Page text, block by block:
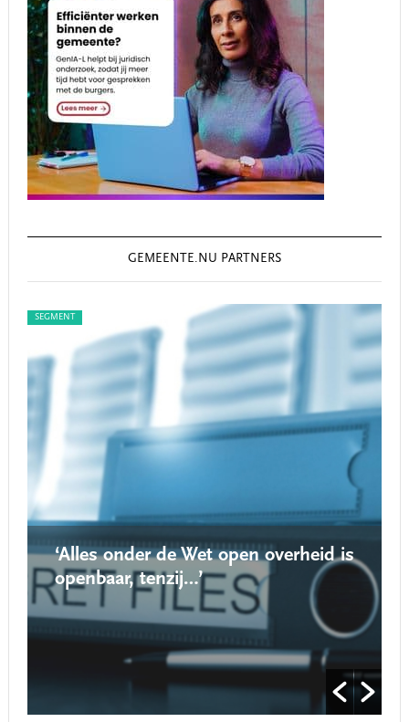
GEMEENTE.NU PARTNERS
SEGMENT
‘Alles onder de Wet open overheid is
openbaar, tenzij…’